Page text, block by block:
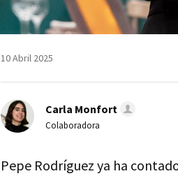
10 Abril 2025
Carla Monfort
Colaboradora
Pepe Rodríguez ya ha